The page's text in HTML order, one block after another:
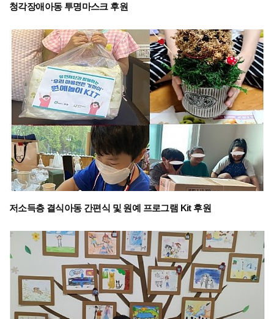
청각장애아동 투명마스크 후원
저소득층 결식아동 간편식 및 원예 프로그램 Kit 후원